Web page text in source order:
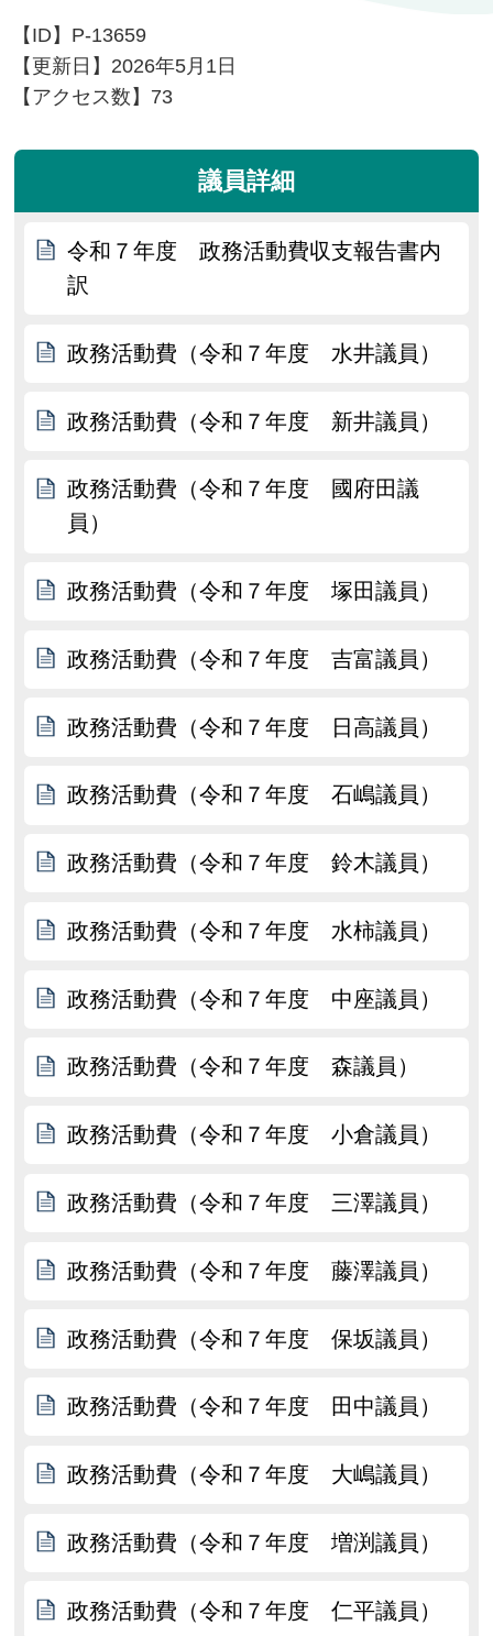
【ID】 P-13659
【更新日】 2026年5月1日
【アクセス数】 73
議員詳細
令和７年度 政務活動費収支報告書内
訳
政務活動費（令和７年度 水井議員）
政務活動費（令和７年度 新井議員）
政務活動費（令和７年度 國府田議
員）
政務活動費（令和７年度 塚田議員）
政務活動費（令和７年度 吉富議員）
政務活動費（令和７年度 日高議員）
政務活動費（令和７年度 石嶋議員）
政務活動費（令和７年度 鈴木議員）
政務活動費（令和７年度 水柿議員）
政務活動費（令和７年度 中座議員）
政務活動費（令和７年度 森議員）
政務活動費（令和７年度 小倉議員）
政務活動費（令和７年度 三澤議員）
政務活動費（令和７年度 藤澤議員）
政務活動費（令和７年度 保坂議員）
政務活動費（令和７年度 田中議員）
政務活動費（令和７年度 大嶋議員）
政務活動費（令和７年度 増渕議員）
政務活動費（令和７年度 仁平議員）